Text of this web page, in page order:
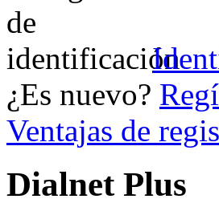
¿Es nuevo?
Ventajas de
Dialnet Plus